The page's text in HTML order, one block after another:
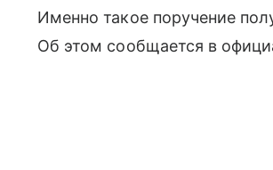
Именно такое поручение
Об этом сообщается в